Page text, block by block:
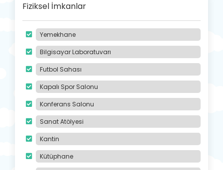
Fiziksel İmkanlar
Yemekhane
Bilgisayar Laboratuvarı
Futbol Sahası
Kapalı Spor Salonu
Konferans Salonu
Sanat Atölyesi
Kantin
Kütüphane